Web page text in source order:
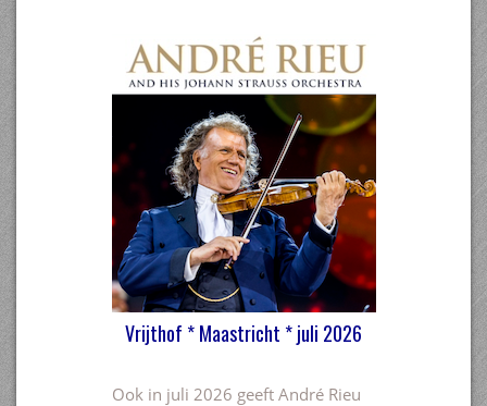
Vrijthof * Maastricht * juli 2026
Ook in juli 2026 geeft André Rieu